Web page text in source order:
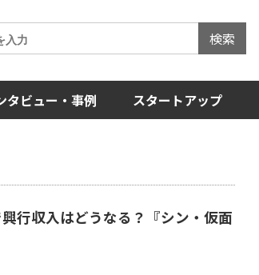
検索
タビュー・事例 スタートアップ
行収入はどうなる？『シン・仮面